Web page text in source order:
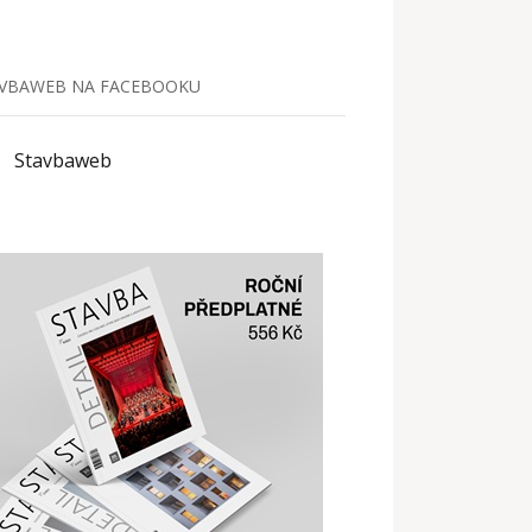
NA FACEBOOKU
Stavbaweb